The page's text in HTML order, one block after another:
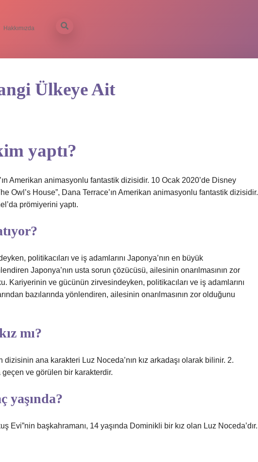
Hakkımızda
Ülkeye Ait
yaptı?
Amerikan animasyonlu fantastik dizisidir. 10 Ocak 2020’de Disney
Owl’s House”, Dana Terrace’ın Amerikan animasyonlu fantastik dizisidir.
prömiyerini yaptı.
politikacıları ve iş adamlarını Japonya’nın en büyük
Japonya’nın usta sorun çözücüsü, ailesinin onarılmasının zor
ve gücünün zirvesindeyken, politikacıları ve iş adamlarını
bazılarında yönlendiren, ailesinin onarılmasının zor olduğunu
mı?
ana karakteri Luz Noceda’nın kız arkadaşı olarak bilinir. 2.
geçen ve görülen bir karakterdir.
yaşında?
Evi”nin başkahramanı, 14 yaşında Dominikli bir kız olan Luz Noceda’dır.